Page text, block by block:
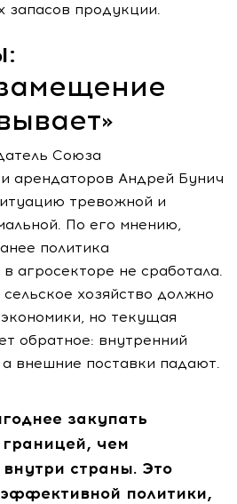
запасов продукции.
Союза
арендаторов Андрей Бунич
тревожной и
По его мнению,
политика
агросекторе не сработала.
хозяйство должно
но текущая
обратное: внутренний
внешние поставки падают.
закупать
чем
страны. Это
политики,